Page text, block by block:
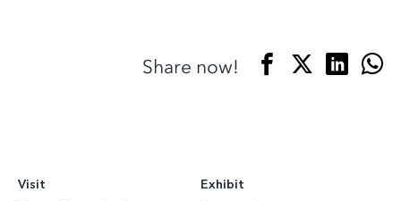
Share now!
Visit
Exhibit